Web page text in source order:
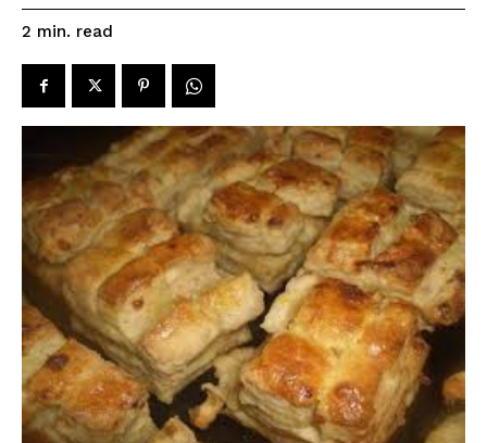
2 min. read